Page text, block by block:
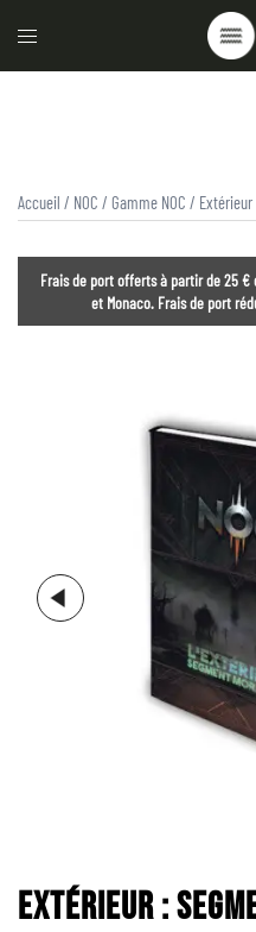
Accueil / NOC / Gamme NOC /
Frais de port offerts à partir de 25 €
et Monaco. Frais de port
EXTÉRIEUR :